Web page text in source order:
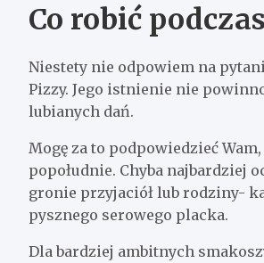
Co robić
Niestety nie odpowiem na
Pizzy. Jego istnienie nie
lubianych dań.
Mogę za to podpowiedzieć
popołudnie. Chyba najbardziej
gronie przyjaciół lub rodziny-
pysznego serowego placka.
Dla bardziej ambitnych